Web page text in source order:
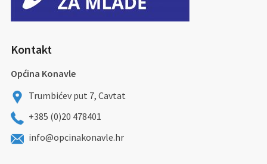
Kontakt
Općina Konavle
Trumbićev put 7, Cavtat
+385 (0)20 478401
info@opcinakonavle.hr